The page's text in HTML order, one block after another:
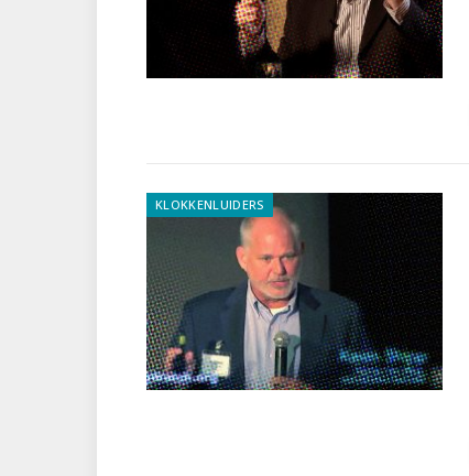
KLOKKENLUIDERS